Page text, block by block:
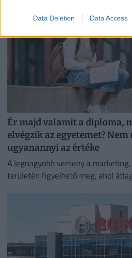
Data Deletion Data Access
Ér majd valamit a diploma,
elvégzik az egyetemet?
ugyanannyi az értéke
A legnagyobb verseny a
területén figyelhető meg, ahol